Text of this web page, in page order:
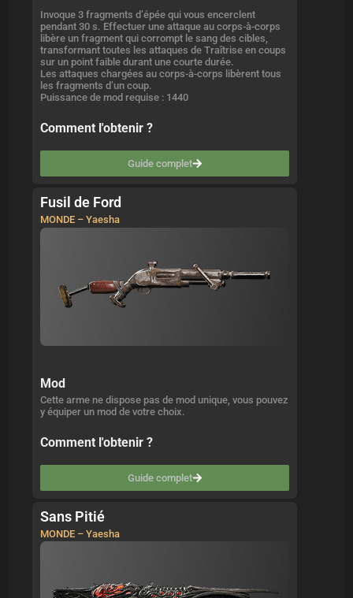
Invoque 3 fragments d’épée qui vous encerclent
pendant 30 s. Effectuer une attaque au corps-à-corps
libère un fragment qui corrompt le sang des cibles,
transformant toutes les attaques de Traîtrise en coups
sur un point faible durant une courte durée.
Les attaques chargées au corps-à-corps libèrent tous
les fragments d’un coup.
Puissance de mod requise : 1440
Comment l'obtenir ?
Guide complet
Fusil de Ford
MONDE – Yaesha
Mod
Cette arme ne dispose pas de mod unique, vous pouvez
y équiper un mod de votre choix.
Comment l'obtenir ?
Guide complet
Sans Pitié
MONDE – Yaesha